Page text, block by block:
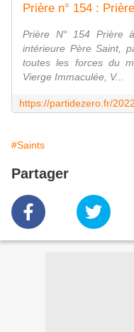
Prière N° 154 Prière
intérieure Père Saint,
toutes les forces du
Vierge Immaculée, V...
#Saints
Partager